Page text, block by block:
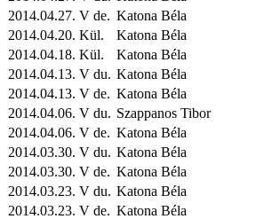
2014.04.27. V de. Katona Béla
2014.04.20. Kül. Katona Béla
2014.04.18. Kül. Katona Béla
2014.04.13. V du. Katona Béla
2014.04.13. V de. Katona Béla
2014.04.06. V du. Szappanos Tibor
2014.04.06. V de. Katona Béla
2014.03.30. V du. Katona Béla
2014.03.30. V de. Katona Béla
2014.03.23. V du. Katona Béla
2014.03.23. V de. Katona Béla